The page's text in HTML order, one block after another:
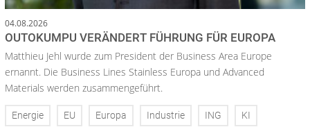
04.08.2026
OUTOKUMPU VERÄNDERT FÜHRUNG FÜR EUROPA
Matthieu Jehl wurde zum President der Business Area Europe
ernannt. Die Business Lines Stainless Europa und Advanced
Materials werden zusammengeführt.
Energie EU Europa Industrie ING KI